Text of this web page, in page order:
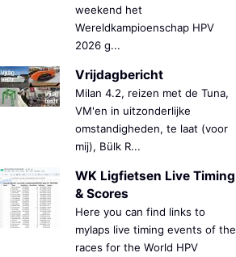
weekend het
Wereldkampioenschap HPV
2026 g...
Vrijdagbericht
Milan 4.2, reizen met de Tuna,
VM'en in uitzonderlijke
omstandigheden, te laat (voor
mij), Bülk R...
WK Ligfietsen Live Timing
& Scores
Here you can find links to
mylaps live timing events of the
races for the World HPV